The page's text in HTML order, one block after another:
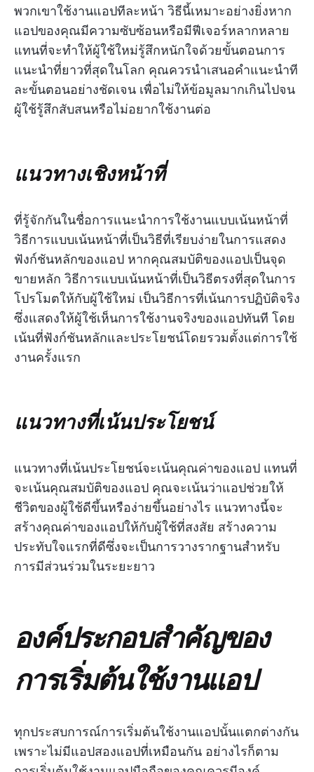
พวกเขาใช้งานแอปทีละหน้า วิธีนี้เหมาะอย่างยิ่งหาก
แอปของคุณมีความซับซ้อนหรือมีฟีเจอร์หลากหลาย
แทนที่จะทำให้ผู้ใช้ใหม่รู้สึกหนักใจด้วยขั้นตอนการ
แนะนำที่ยาวที่สุดในโลก คุณควรนำเสนอคำแนะนำที
ละขั้นตอนอย่างชัดเจน เพื่อไม่ให้ข้อมูลมากเกินไปจน
ผู้ใช้รู้สึกสับสนหรือไม่อยากใช้งานต่อ
แนวทางเชิงหน้าที่
ที่รู้จักกันในชื่อการแนะนำการใช้งานแบบเน้นหน้าที่
วิธีการแบบเน้นหน้าที่เป็นวิธีที่เรียบง่ายในการแสดง
ฟังก์ชันหลักของแอป หากคุณสมบัติของแอปเป็นจุด
ขายหลัก วิธีการแบบเน้นหน้าที่เป็นวิธีตรงที่สุดในการ
โปรโมตให้กับผู้ใช้ใหม่ เป็นวิธีการที่เน้นการปฏิบัติจริง
ซึ่งแสดงให้ผู้ใช้เห็นการใช้งานจริงของแอปทันที โดย
เน้นที่ฟังก์ชันหลักและประโยชน์โดยรวมตั้งแต่การใช้
งานครั้งแรก
แนวทางที่เน้นประโยชน์
แนวทางที่เน้นประโยชน์จะเน้นคุณค่าของแอป แทนที่
จะเน้นคุณสมบัติของแอป คุณจะเน้นว่าแอปช่วยให้
ชีวิตของผู้ใช้ดีขึ้นหรือง่ายขึ้นอย่างไร แนวทางนี้จะ
สร้างคุณค่าของแอปให้กับผู้ใช้ที่สงสัย สร้างความ
ประทับใจแรกที่ดีซึ่งจะเป็นการวางรากฐานสำหรับ
การมีส่วนร่วมในระยะยาว
องค์ประกอบสำคัญของ
การเริ่มต้นใช้งานแอป
ทุกประสบการณ์การเริ่มต้นใช้งานแอปนั้นแตกต่างกัน
เพราะไม่มีแอปสองแอปที่เหมือนกัน อย่างไรก็ตาม